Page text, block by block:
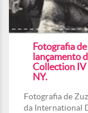
Fotografia
lançamento
Collection IV
NY.
Fotografia de
da International